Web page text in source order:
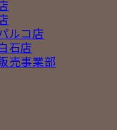
ルコ店
石店
売事業部